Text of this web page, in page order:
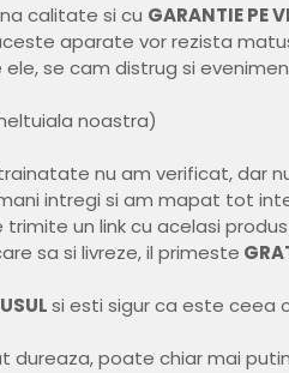
calitate si cu GARANTIE PE
aparate vor rezista
se cam distrug si
noastra)
nu am verificat, dar
intregi si am mapat tot
trimite un link cu acelasi
sa si livreze, il primeste
si esti sigur ca este ceea
dureaza, poate chiar mai